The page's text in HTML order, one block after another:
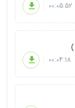
00:05:52
00:04:18